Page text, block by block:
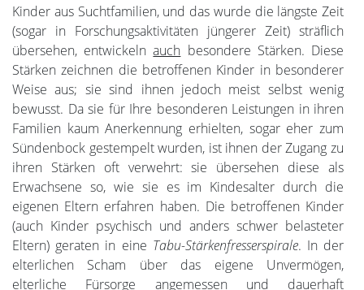
Kinder aus Suchtfamilien, und das wurde die längste Zeit
(sogar in Forschungsaktivitäten jüngerer Zeit) sträflich
übersehen, entwickelnauch besondere Stärken. Diese
Stärken zeichnen die betroffenen Kinder in besonderer
Weise aus; sie sind ihnen jedoch meist selbst wenig
bewusst. Da sie für Ihre besonderen Leistungen in ihren
Familien kaum Anerkennung erhielten, sogar eher zum
Sündenbock gestempelt wurden, ist ihnen der Zugang zu
ihren Stärken oft verwehrt: sie übersehen diese als
Erwachsene so, wie sie es im Kindesalter durch die
eigenen Eltern erfahren haben. Die betroffenen Kinder
(auch Kinder psychisch und anders schwer belasteter
Eltern) geraten in eine Tabu-Stärkenfresserspirale. In der
elterlichen Scham über das eigene Unvermögen,
elterliche Fürsorge angemessen und dauerhaft